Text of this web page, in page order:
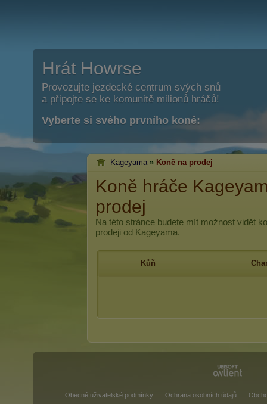
Hrát Howrse
Provozujte jezdecké centrum svých snů
a připojte se ke komunitě milionů hráčů!
Vyberte si svého prvního koně:
Kageyama » Koně na prodej
Koně hráče
prodej
Na této stránce budete mít možnost vidět
prodeji od Kageyama.
Kůň
Obecné uživatelské podmínky Ochrana osobních údajů